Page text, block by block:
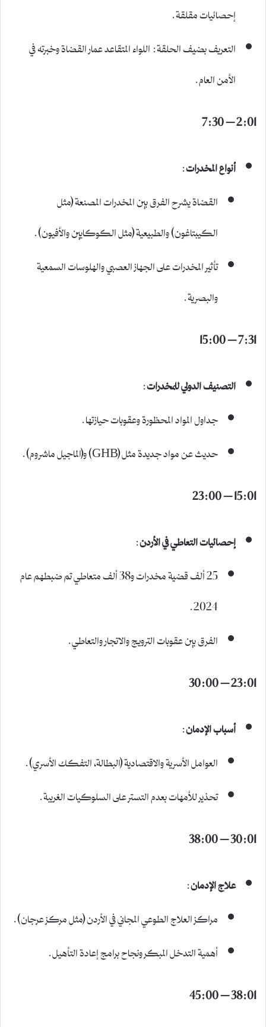
إحصائيات مقلقة.
التعريف بضيف الحلقة: اللواء المتقاعد عمار القضاة وخبرته في
الأمن العام.
2:01 – 7:30
أنواع المخدرات:
القضاة يشرح الفرق بين المخدرات المصنعة (مثل
الكيبتاغون) والطبيعية (مثل الكوكايين والأفيون).
تأثير المخدرات على الجهاز العصبي والهلوسات السمعية
والبصرية.
7:31 – 15:00
التصنيف الدولي للمخدرات:
جداول المواد المحظورة وعقوبات حيازتها.
حديث عن مواد جديدة مثل (GHB) و(الماجيل ماشروم).
15:01 – 23:00
إحصائيات التعاطي في الأردن:
25 ألف قضية مخدرات و38 ألف متعاطي تم ضبطهم عام
2024.
الفرق بين عقوبات الترويج والاتجار والتعاطي.
23:01 – 30:00
أسباب الإدمان:
العوامل الأسرية والاقتصادية (البطالة، التفكك الأسري).
تحذير للأمهات بعدم التستر على السلوكيات الغريبة.
30:01 – 38:00
علاج الإدمان:
مراكز العلاج الطوعي المجاني في الأردن (مثل مركز عرجان).
أهمية التدخل المبكر ونجاح برامج إعادة التأهيل.
38:01 – 45:00